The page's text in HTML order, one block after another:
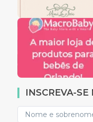
INSCREVA-